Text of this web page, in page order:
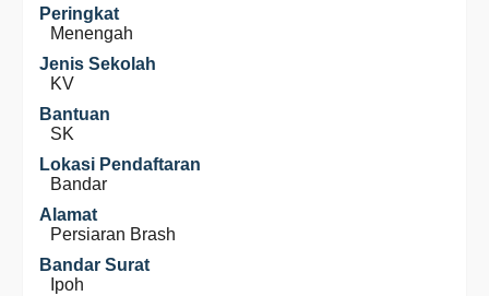
Peringkat
Menengah
Jenis Sekolah
KV
Bantuan
SK
Lokasi Pendaftaran
Bandar
Alamat
Persiaran Brash
Bandar Surat
Ipoh